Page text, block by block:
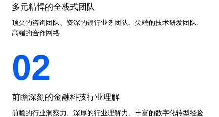
多元精悍的全栈式团队
顶尖的咨询团队、资深的银行业务团队、尖端的技术研发团队、
高端的合作网络
02
前瞻深刻的金融科技行业理解
前瞻的行业洞察力、深厚的行业理解力、丰富的数字化转型经验